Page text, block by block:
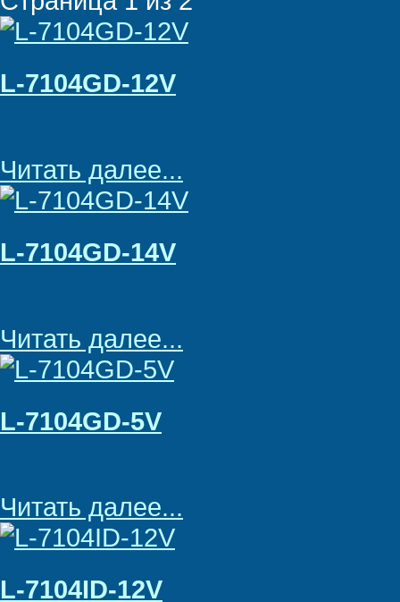
L-7104GD-12V
Читать далее...
L-7104GD-14V
Читать далее...
L-7104GD-5V
Читать далее...
L-7104ID-12V